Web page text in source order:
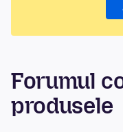
Forumul
produsele